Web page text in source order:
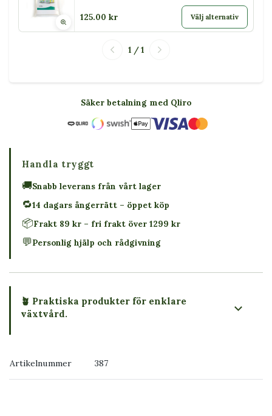
125.00 kr Välj alternativ
1 / 1
Säker betalning med Qliro
Handla tryggt
🚚Snabb leverans från vårt lager
🔁14 dagars ångerrätt – öppet köp
📦Frakt 89 kr – fri frakt över 1299 kr
💬Personlig hjälp och rådgivning
🪴 Praktiska produkter för enklare
växtvård.
Artikelnummer 387